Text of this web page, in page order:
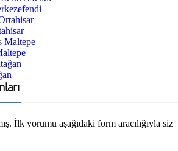
İlk yorumu aşağıdaki form aracılığıyla siz